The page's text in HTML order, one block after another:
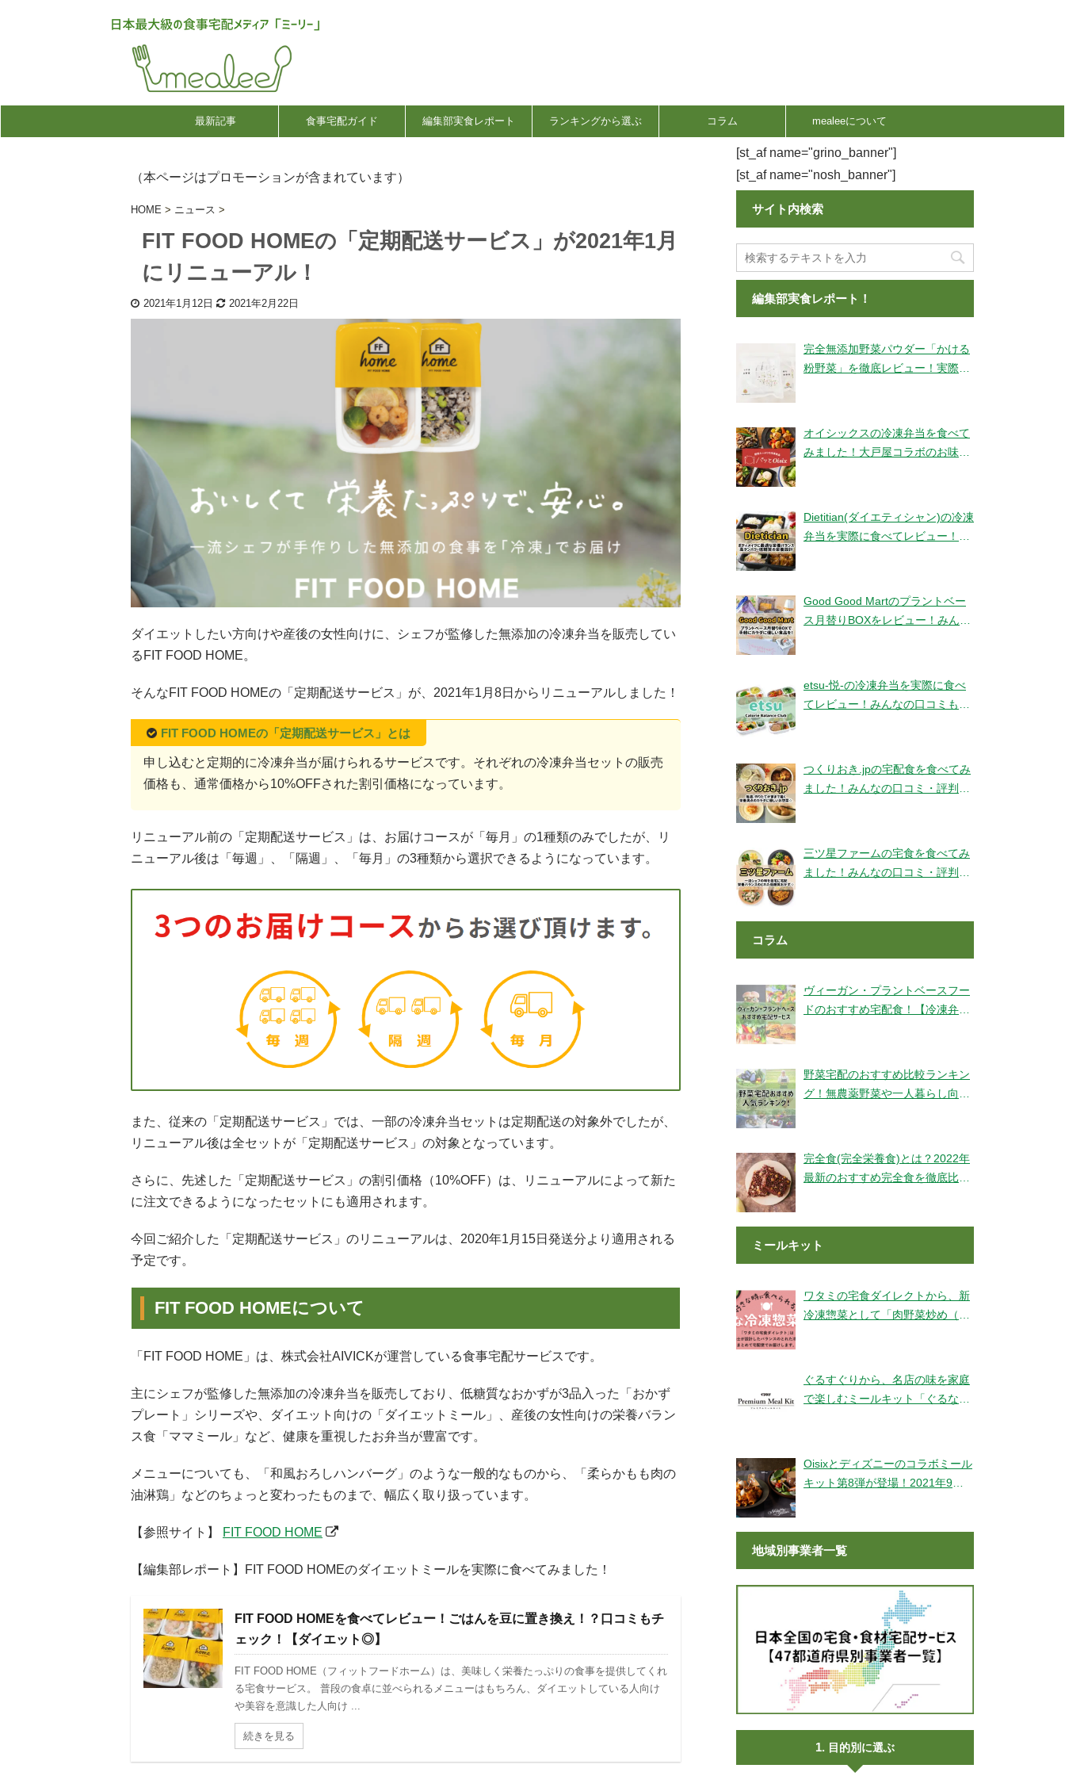
最新記事 食事宅配ガイド 編集部実食レポート ランキングから選ぶ コラム mealeeについて
（本ページはプロモーションが含まれています）
HOME > ニュース >
FIT FOOD HOMEの「定期配送サービス」が2021年1月
にリニューアル！
2021年1月12日 2021年2月22日
ダイエットしたい方向けや産後の女性向けに、シェフが監修した無添加の冷凍弁当を販売してい
るFIT FOOD HOME。
そんなFIT FOOD HOMEの「定期配送サービス」が、2021年1月8日からリニューアルしました！
FIT FOOD HOMEの「定期配送サービス」とは
申し込むと定期的に冷凍弁当が届けられるサービスです。それぞれの冷凍弁当セットの販売
価格も、通常価格から10%OFFされた割引価格になっています。
リニューアル前の「定期配送サービス」は、お届けコースが「毎月」の1種類のみでしたが、リ
ニューアル後は「毎週」、「隔週」、「毎月」の3種類から選択できるようになっています。
また、従来の「定期配送サービス」では、一部の冷凍弁当セットは定期配送の対象外でしたが、
リニューアル後は全セットが「定期配送サービス」の対象となっています。
さらに、先述した「定期配送サービス」の割引価格（10%OFF）は、リニューアルによって新た
に注文できるようになったセットにも適用されます。
今回ご紹介した「定期配送サービス」のリニューアルは、2020年1月15日発送分より適用される
予定です。
FIT FOOD HOMEについて
「FIT FOOD HOME」は、株式会社AIVICKが運営している食事宅配サービスです。
主にシェフが監修した無添加の冷凍弁当を販売しており、低糖質なおかずが3品入った「おかず
プレート」シリーズや、ダイエット向けの「ダイエットミール」、産後の女性向けの栄養バラン
ス食「ママミール」など、健康を重視したお弁当が豊富です。
メニューについても、「和風おろしハンバーグ」のような一般的なものから、「柔らかもも肉の
油淋鶏」などのちょっと変わったものまで、幅広く取り扱っています。
【参照サイト】 FIT FOOD HOME
【編集部レポート】FIT FOOD HOMEのダイエットミールを実際に食べてみました！
FIT FOOD HOMEを食べてレビュー！ごはんを豆に置き換え！？口コミもチ
ェック！【ダイエット◎】
FIT FOOD HOME（フィットフードホーム）は、美味しく栄養たっぷりの食事を提供してくれ
る宅食サービス。 普段の食卓に並べられるメニューはもちろん、ダイエットしている人向け
や美容を意識した人向け ...
続きを見る
[st_af name="grino_banner"]
[st_af name="nosh_banner"]
サイト内検索
編集部実食レポート！
完全無添加野菜パウダー「かける
粉野菜」を徹底レビュー！実際に
オイシックスの冷凍弁当を食べて
みました！大戸屋コラボのお味と
Dietitian(ダイエティシャン)の冷凍
弁当を実際に食べてレビュー！み
Good Good Martのプラントベー
ス月替りBOXをレビュー！みんな
etsu-悦-の冷凍弁当を実際に食べ
てレビュー！みんなの口コミもチ
つくりおき.jpの宅配食を食べてみ
ました！みんなの口コミ・評判も
三ツ星ファームの宅食を食べてみ
ました！みんなの口コミ・評判も
コラム
ヴィーガン・プラントベースフー
ドのおすすめ宅配食！【冷凍弁
野菜宅配のおすすめ比較ランキン
グ！無農薬野菜や一人暮らし向け
完全食(完全栄養食)とは？2022年
最新のおすすめ完全食を徹底比較
ミールキット
ワタミの宅食ダイレクトから、新
冷凍惣菜として「肉野菜炒め（銚
ぐるすぐりから、名店の味を家庭
で楽しむミールキット「ぐるなび
Oisixとディズニーのコラボミール
キット第8弾が登場！2021年9月9
地域別事業者一覧
目的別に選ぶ